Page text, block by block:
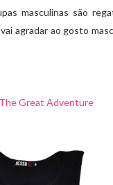
masculinas são
agradar ao gosto
Great Adventure